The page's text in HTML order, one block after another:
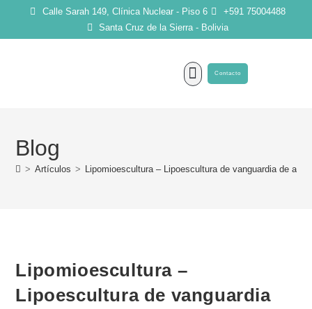
Calle Sarah 149, Clínica Nuclear - Piso 6
+591 75004488
Santa Cruz de la Sierra - Bolivia
Contacto
Blog
> Artículos > Lipomioescultura – Lipoescultura de vanguardia de alta
Lipomioescultura –
Lipoescultura de vanguardia